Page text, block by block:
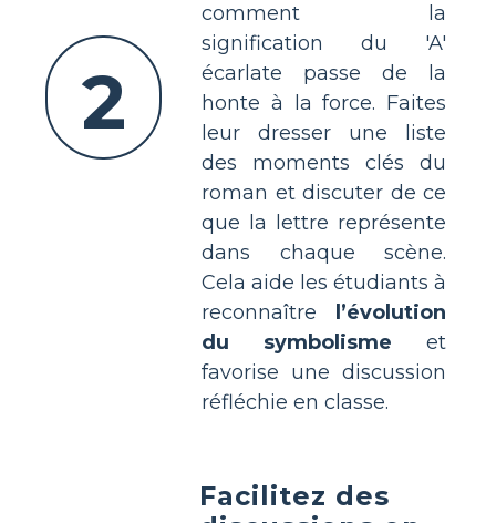
2
comment la
signification du 'A'
écarlate passe de la
honte à la force. Faites
leur dresser une liste
des moments clés du
roman et discuter de ce
que la lettre représente
dans chaque scène.
Cela aide les étudiants à
reconnaître
l’évolution
du symbolisme et
favorise une discussion
réfléchie en classe.
Facilitez des